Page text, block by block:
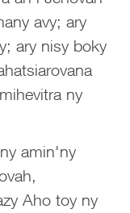
avy; ary
ary nisy boky
ny
amin'ny
Aho toy ny